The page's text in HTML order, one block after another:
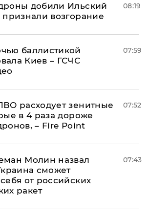
добили Ильский
возгорание
08:19
баллистикой
Киев – ГСЧС
07:59
расходует зенитные
в 4 раза дороже
– Fire Point
07:52
Молин назвал
сможет
от российских
ракет
07:43